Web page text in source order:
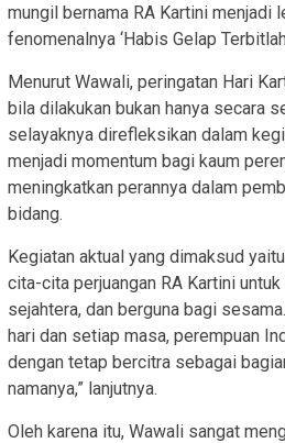
mungil bernama RA Kartini menjadi
fenomenalnya ‘Habis Gelap
Menurut Wawali, peringatan Hari
bila dilakukan bukan hanya secara
selayaknya direfleksikan dalam
menjadi momentum bagi kaum
meningkatkan perannya dalam
bidang.
Kegiatan aktual yang dimaksud
cita-cita perjuangan RA Kartini
sejahtera, dan berguna bagi
hari dan setiap masa, perempuan
dengan tetap bercitra sebagai
namanya,” lanjutnya.
Oleh karena itu, Wawali sangat